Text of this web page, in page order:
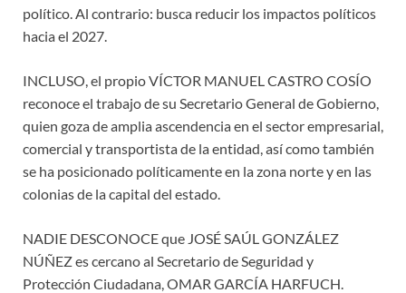
político. Al contrario: busca reducir los impactos políticos
hacia el 2027.
INCLUSO, el propio VÍCTOR MANUEL CASTRO COSÍO
reconoce el trabajo de su Secretario General de Gobierno,
quien goza de amplia ascendencia en el sector empresarial,
comercial y transportista de la entidad, así como también
se ha posicionado políticamente en la zona norte y en las
colonias de la capital del estado.
NADIE DESCONOCE que JOSÉ SAÚL GONZÁLEZ
NÚÑEZ es cercano al Secretario de Seguridad y
Protección Ciudadana, OMAR GARCÍA HARFUCH.